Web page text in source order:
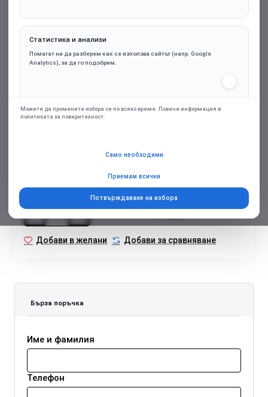
Статистика и анализи
Помагат ни да разберем как се използва сайтът (напр. Google
Analytics), за да го подобрим.
Персонализирани оферти и ремаркетинг чрез партньорски платформи
Можете да промените избора си по всяко време. Повече информация в
политиката за поверителност.
Само необходими
Приемам всички
Потвърждаване на избора
бут, черна
4.11€ (8.03лв.)
Добави в желани Добави за сравняване
Бърза поръчка
Име и фамилия
Телефон